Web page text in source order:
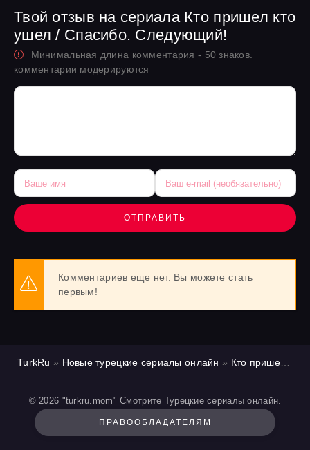
Твой отзыв на сериала Кто пришел кто
ушел / Спасибо. Следующий!
Минимальная длина комментария - 50 знаков.
комментарии модерируются
ОТПРАВИТЬ
Комментариев еще нет. Вы можете стать
первым!
TurkRu » Новые турецкие сериалы онлайн » Кто пришел кто ушел / Спасибо. Следующий!
© 2026 "turkru.mom" Смотрите Турецкие сериалы онлайн.
ПРАВООБЛАДАТЕЛЯМ